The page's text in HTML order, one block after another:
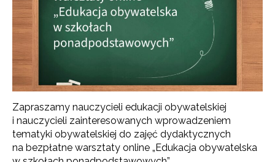
Zapraszamy nauczycieli edukacji obywatelskiej
i nauczycieli zainteresowanych wprowadzeniem
tematyki obywatelskiej do zajęć dydaktycznych
na bezpłatne warsztaty online „Edukacja obywatelska